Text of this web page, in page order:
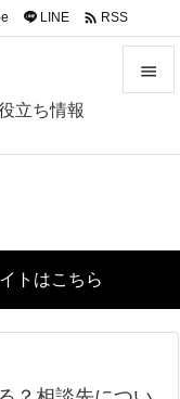
立ち情報

前へ
次へ
LINE  RSS
トはこちら